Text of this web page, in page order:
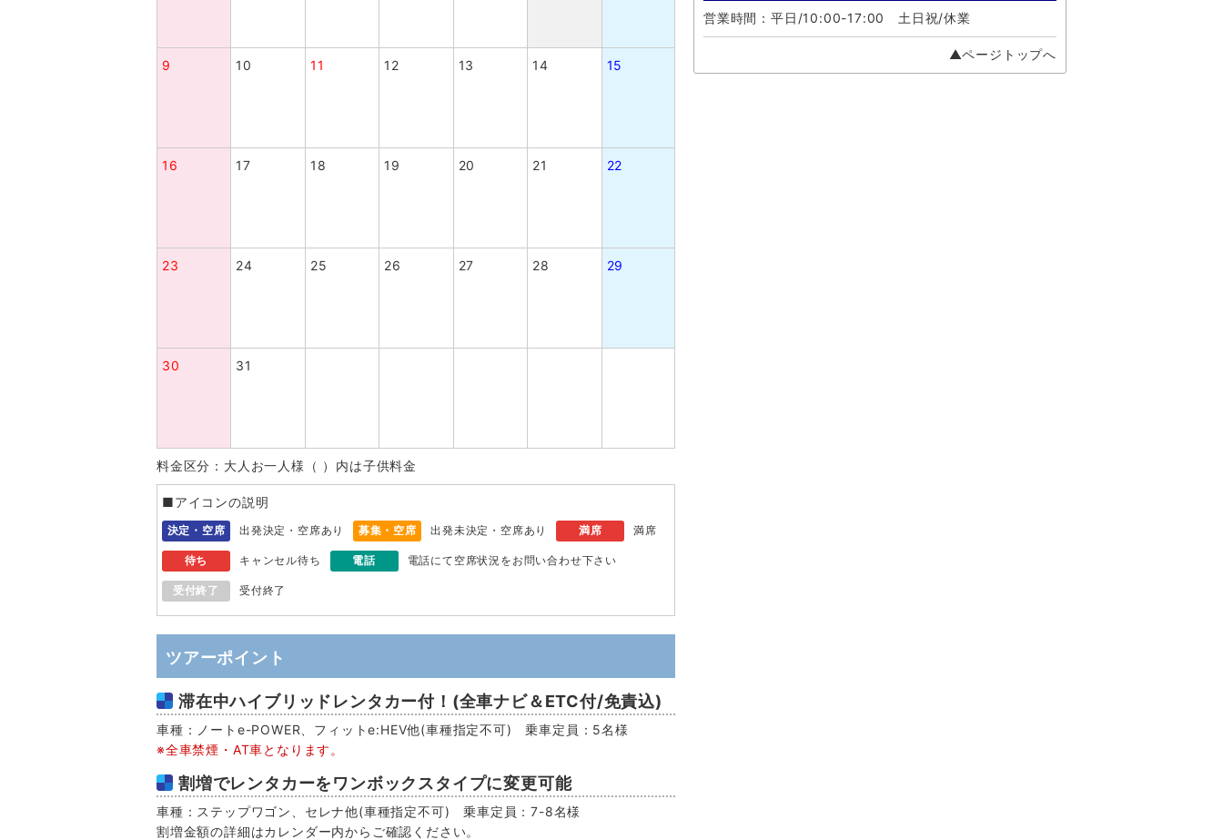
9 10 11 12 13 14 15
16 17 18 19 20 21 22
23 24 25 26 27 28 29
30 31
料金区分：大人お一人様（ ）内は子供料金
■アイコンの説明
決定・空席 出発決定・空席あり 募集・空席 出発未決定・空席あり 満席 満席
待ち キャンセル待ち 電話 電話にて空席状況をお問い合わせ下さい
受付終了 受付終了
ツアーポイント
滞在中ハイブリッドレンタカー付！(全車ナビ＆ETC付/免責込)
車種：ノートe-POWER、フィットe:HEV他(車種指定不可) 乗車定員：5名様
※全車禁煙・AT車となります。
割増でレンタカーをワンボックスタイプに変更可能
車種：ステップワゴン、セレナ他(車種指定不可) 乗車定員：7-8名様
割増金額の詳細はカレンダー内からご確認ください。
営業時間：平日/10:00-17:00 土日祝/休業
▲ページトップへ